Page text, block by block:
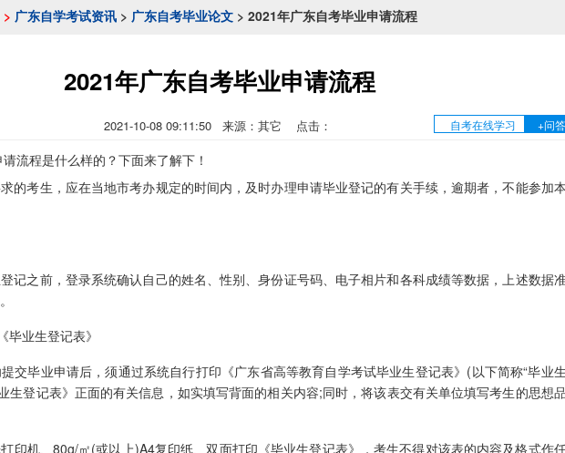
> 广东自学考试资讯 > 广东自考毕业论文 > 2021年广东自考毕业申请流程
2021年广东自考毕业申请流程
2021-10-08 09:11:50 来源：其它 点击： 自考在线学习 +问答
流程是什么样的？下面来了解下！
考生，应在当地市考办规定的时间内，及时办理申请毕业登记的有关手续，逾期者，不能参加
之前，登录系统确认自己的姓名、性别、身份证号码、电子相片和各科成绩等数据，上述数据
业生登记表》
毕业申请后，须通过系统自行打印《广东省高等教育自学考试毕业生登记表》(以下简称“毕业
生登记表》正面的有关信息，如实填写背面的相关内容;同时，将该表交有关单位填写考生的思想
机、80g/㎡(或以上)A4复印纸、双面打印《毕业生登记表》，考生不得对该表的内容及格式作